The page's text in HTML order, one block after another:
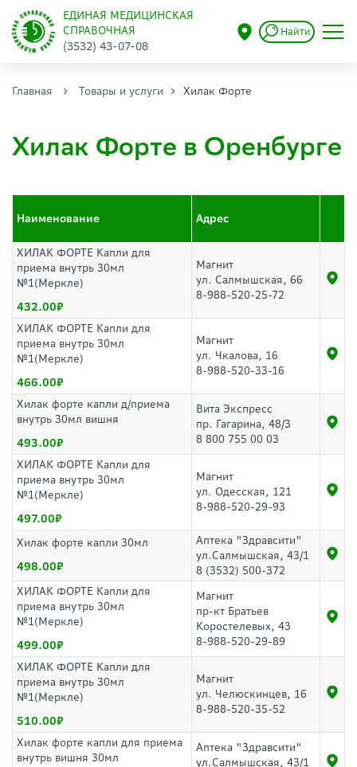
ЕДИНАЯ МЕДИЦИНСКАЯ
СПРАВОЧНАЯ
(3532) 43-07-08
Найти
Главная Товары и услуги Хилак Форте
Хилак Форте в Оренбурге
Наименование Адрес
ХИЛАК ФОРТЕ Капли для
приема внутрь 30мл
№1(Меркле)
432.00
Магнит
ул. Салмышская, 66
8-988-520-25-72
ХИЛАК ФОРТЕ Капли для
приема внутрь 30мл
№1(Меркле)
466.00
Магнит
ул. Чкалова, 16
8-988-520-33-16
Хилак форте капли д/приема
внутрь 30мл вишня
493.00
Вита Экспресс
пр. Гагарина, 48/3
8 800 755 00 03
ХИЛАК ФОРТЕ Капли для
приема внутрь 30мл
№1(Меркле)
497.00
Магнит
ул. Одесская, 121
8-988-520-29-93
Хилак форте капли 30мл
498.00
Аптека "Здравсити"
ул.Салмышская, 43/1
8 (3532) 500-372
ХИЛАК ФОРТЕ Капли для
приема внутрь 30мл
№1(Меркле)
499.00
Магнит
пр-кт Братьев
Коростелевых, 43
8-988-520-29-89
ХИЛАК ФОРТЕ Капли для
приема внутрь 30мл
№1(Меркле)
510.00
Магнит
ул. Челюскинцев, 16
8-988-520-35-52
Хилак форте капли для приема
внутрь вишня 30мл
Аптека "Здравсити"
ул.Салмышская, 43/1